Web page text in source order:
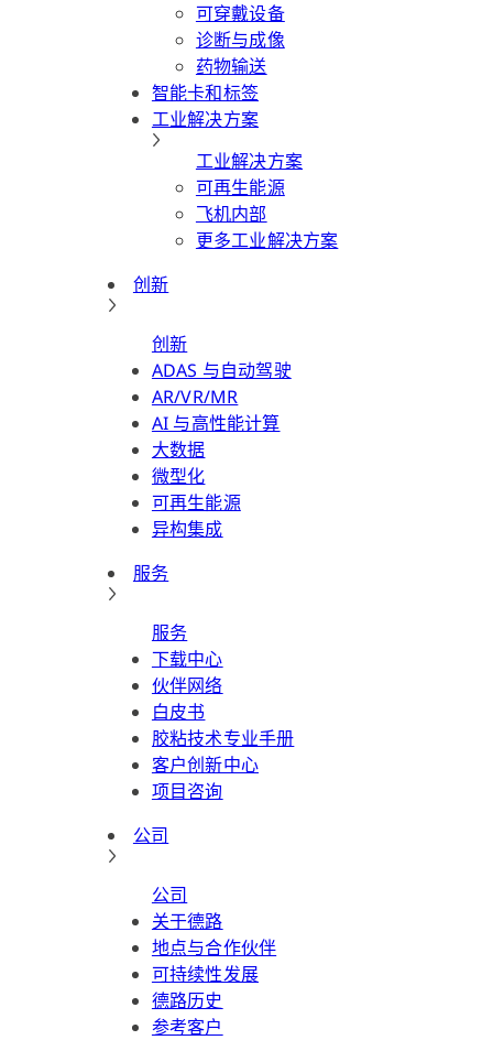
可穿戴设备
诊断与成像
药物输送
智能卡和标签
工业解决方案
工业解决方案
可再生能源
飞机内部
更多工业解决方案
创新
创新
ADAS 与自动驾驶
AR/VR/MR
AI 与高性能计算
大数据
微型化
可再生能源
异构集成
服务
服务
下载中心
伙伴网络
白皮书
胶粘技术专业手册
客户创新中心
项目咨询
公司
公司
关于德路
地点与合作伙伴
可持续性发展
德路历史
参考客户